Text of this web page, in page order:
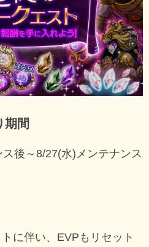
期間
後～8/27(水)メンテナンス
に伴い、EVPもリセット